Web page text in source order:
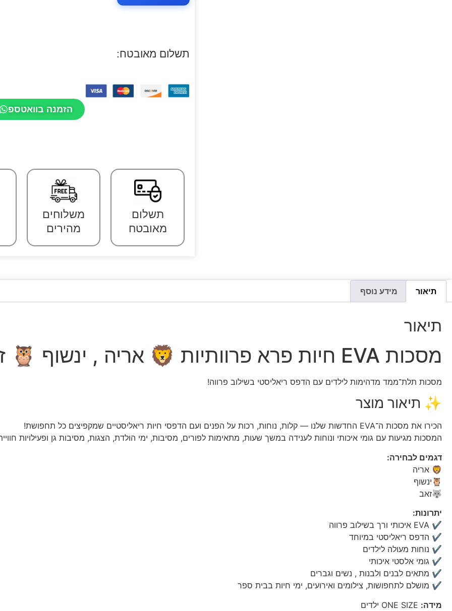
תשלום מאובטח:
הזמנה בוואטספ
תשלום
מאובטח
משלוחים
מהירים
תיאור מידע נוסף
תיאור
מסכות EVA חיות פרא פרוותיות 🦁 אריה , ינשוף 🦉 זאב 🐺
מסכות תלת־ממד מדהימות לילדים עם הדפס ריאליסטי בשילוב פרווה!
✨ תיאור מוצר
הכירו את מסכות ה־EVA החדשות שלנו — קלות, נוחות, רכות על הפנים ועם הדפסי חיות ריאליסטיים שמקפיצים כל תחפושת!
המסכות מגיעות עם גומי איכותי ונוחות לענידה במשך שעות, מתאימות לפורים, מסיבות, ימי הולדת, הצגות, מסיבות גן ופעילויות
דגמים לבחירה:
🦁 אריה
🦉ינשוף
🐺זאב
יתרונות:
✔ EVA איכותי ורך בשילוב פרווה
✔ הדפס ריאליסטי במיוחד
✔ נוחות מעולה לילדים
✔ גומי אלסטי איכותי
✔ מתאים לבנים ולבנות , נשים וגברים
✔ מושלם לתחפושות, צילומים ואירועים, ימי חיות בבית ספר
מידה: